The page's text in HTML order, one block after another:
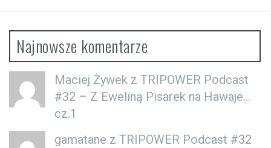
Najnowsze komentarze
Maciej Żywek z TRIPOWER Podcast
#32 – Z Eweliną Pisarek na Hawaje…
cz.1
gamatane z TRIPOWER Podcast #32